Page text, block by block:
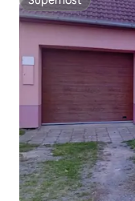
Superhost